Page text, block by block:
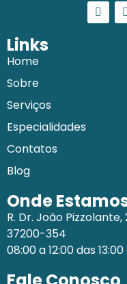
Links
Home
Sobre
Serviços
Especialidades
Contatos
Blog
Onde
R. Dr. João
37200-354
08:00 a 12:00 das